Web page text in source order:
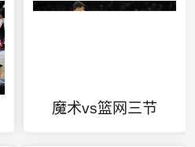
魔术vs篮网三节